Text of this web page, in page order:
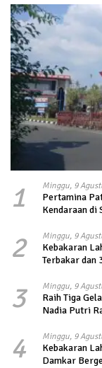
1 Minggu, 9
Pertamina
Kendaraan di
2 Minggu, 9
Kebakaran
Terbakar dan
3 Minggu, 9
Raih Tiga
Nadia Putri
4 Minggu, 9
Kebakaran
Damkar